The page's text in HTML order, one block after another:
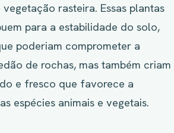
rasteira. Essas plantas
para a estabilidade do solo,
poderiam comprometer a
de rochas, mas também criam
e fresco que favorece a
espécies animais e vegetais.